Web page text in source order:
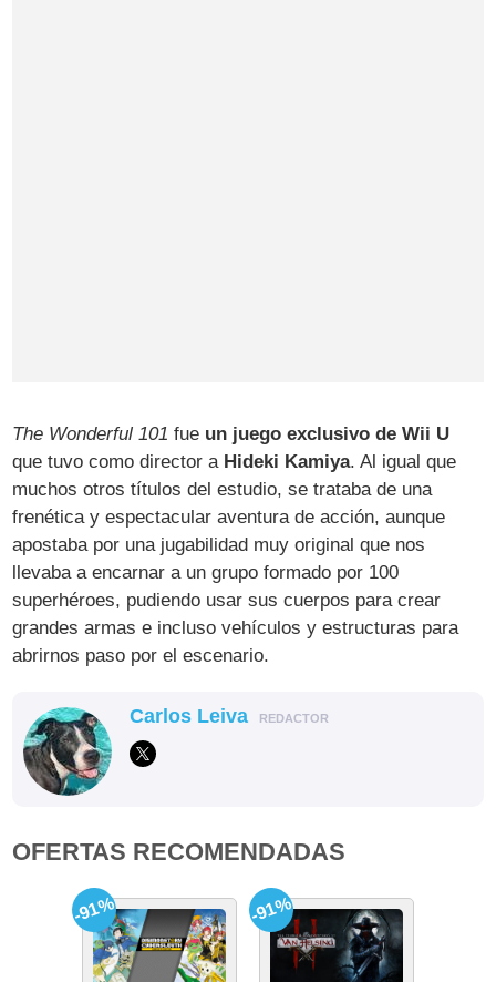
The Wonderful 101 fue un juego exclusivo de Wii U
que tuvo como director a Hideki Kamiya. Al igual que
muchos otros títulos del estudio, se trataba de una
frenética y espectacular aventura de acción, aunque
apostaba por una jugabilidad muy original que nos
llevaba a encarnar a un grupo formado por 100
superhéroes, pudiendo usar sus cuerpos para crear
grandes armas e incluso vehículos y estructuras para
abrirnos paso por el escenario.
Carlos Leiva REDACTOR
OFERTAS RECOMENDADAS
-91% -91%